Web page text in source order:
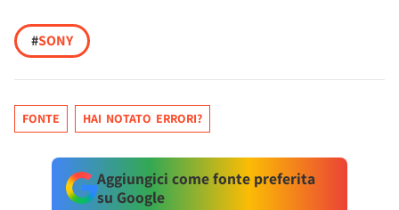
#SONY
FONTE HAI NOTATO ERRORI?
Aggiungici come fonte preferita
su Google